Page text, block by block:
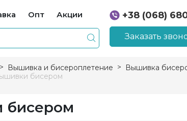
Опт Акции
+38 (068)
+38 (066)
Заказать
Вышивка и бисероплетение Вышивка
бисером
бисером